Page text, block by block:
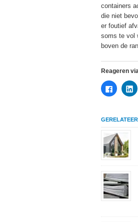
containers
die niet
er foutief
soms te vol
boven de
Reageren
Klik
om
(Wordt
een
nieuw
venster
geopend)